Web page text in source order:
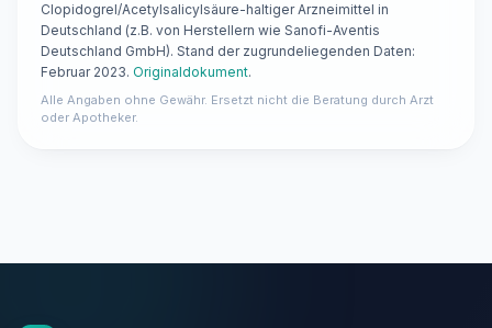
Clopidogrel/Acetylsalicylsäure-haltiger Arzneimittel in
Deutschland (z.B. von Herstellern wie Sanofi-Aventis
Deutschland GmbH). Stand der zugrundeliegenden Daten:
Februar 2023. Originaldokument.
Alle Angaben ohne Gewähr. Ersetzt nicht die Beratung durch Arzt
oder Apotheker.